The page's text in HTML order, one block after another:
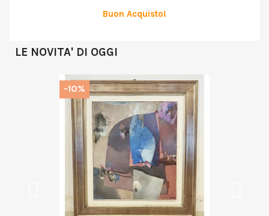
Buon Acquisto!
LE NOVITA' DI OGGI
-10%